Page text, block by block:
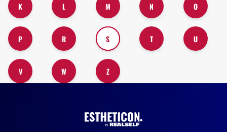
K L M N O
P R S T U
V W Z